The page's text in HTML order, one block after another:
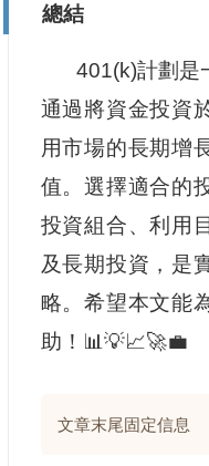
總結
401(k)計劃是
通過將資金投資
用市場的長期增
值。選擇適合的
投資組合、利用
及長期投資，是
略。希望本文能
助！📊💡📈🚀💼
文章末尾固定信息